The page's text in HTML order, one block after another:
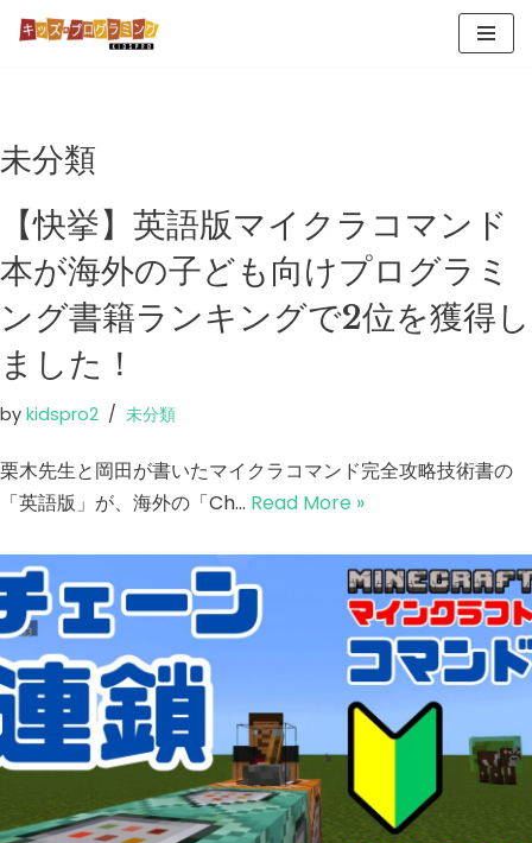
ン
へ
ス
キ
ッ
プ
未分類
【快挙】英語版マイクラコマンド
本が海外の子ども向けプログラミ
ング書籍ランキングで2位を獲得し
ました！
by kidspro2 未分類
栗木先生と岡田が書いたマイクラコマンド完全攻略技術書の
「英語版」が、海外の「Ch… Read More »